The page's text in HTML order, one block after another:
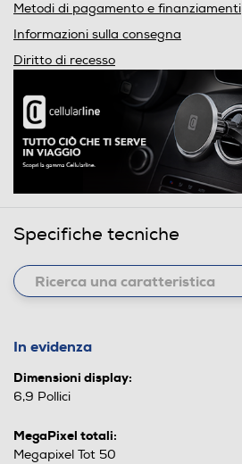
Metodi di pagamento e finanziamenti
Informazioni sulla consegna
Diritto di recesso
Specifiche tecniche
In evidenza
Dimensioni display:
6,9 Pollici
MegaPixel totali:
Megapixel Tot 50